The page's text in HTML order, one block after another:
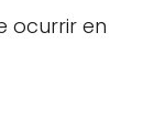
ocurrir en